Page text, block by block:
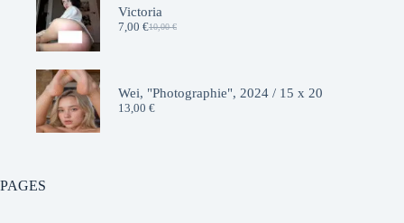
10,00 €.
7,00 €.
Victoria
10,00€
Le
10,00 €.
7,00 €Le
7,00 €.
Wei, "Photographie", 2024 / 15 x 20
13,00 €
PAGES